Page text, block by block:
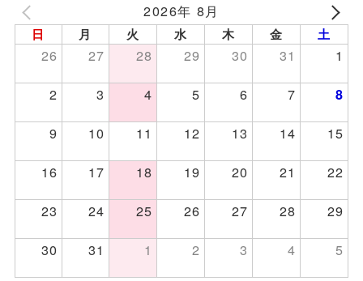
2026年 8月
日 月 火 水 木 金 土
26 27 28 29 30 31
1
2
3 4 5 6 7 8
9 10 11 12 13 14
15
16
17 18 19 20 21
22
23
24 25 26 27 28
29
30
31 1 2 3 4 5